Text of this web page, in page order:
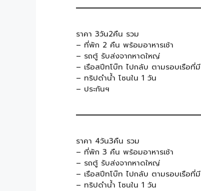
ราคา 3วัน2คืน รวม
– ที่พัก 2 คืน พร้อมอาหารเช้า
– รถตู้ รับส่งจากหาดใหญ่
– เรือสปีทโบ๊ท ไปกลับ ตามรอบเรือที่มี
– ทริปดำน้ำ โซนใน 1 วัน
– ประกันฯ
ราคา 4วัน3คืน รวม
– ที่พัก 3 คืน พร้อมอาหารเช้า
– รถตู้ รับส่งจากหาดใหญ่
– เรือสปีทโบ๊ท ไปกลับ ตามรอบเรือที่มี
– ทริปดำน้ำ โซนใน 1 วัน